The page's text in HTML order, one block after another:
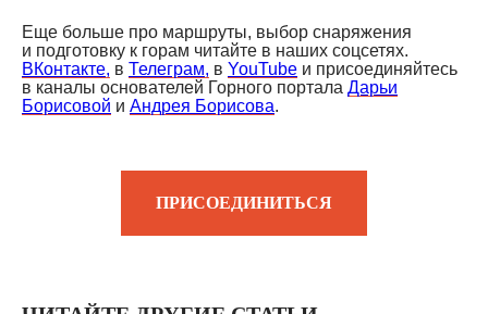
Еще больше про маршруты, выбор снаряжения
и подготовку к горам читайте в наших соцсетях.
ВКонтакте, в Телеграм, в YouTube и присоединяйтесь
в каналы основателей Горного портала Дарьи
Борисовой и Андрея Борисова.
ПРИСОЕДИНИТЬСЯ